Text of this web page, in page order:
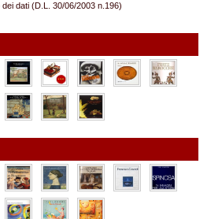
dati (D.L. 30/06/2003 n.196)